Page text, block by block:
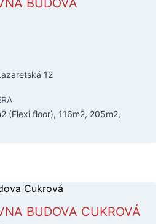
BUDOVA
12
(Flexi floor), 116m2, 205m2,
BUDOVA CUKROVÁ